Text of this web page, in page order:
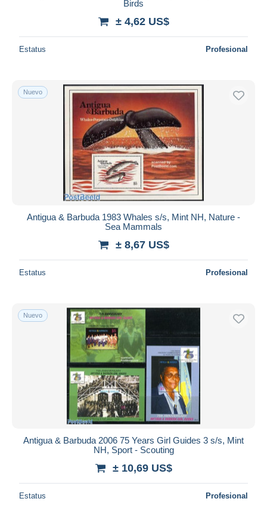
Birds
± 4,62 US$
Estatus Profesional
Nuevo
Antigua & Barbuda 1983 Whales s/s, Mint NH, Nature -
Sea Mammals
± 8,67 US$
Estatus Profesional
Nuevo
Antigua & Barbuda 2006 75 Years Girl Guides 3 s/s, Mint
NH, Sport - Scouting
± 10,69 US$
Estatus Profesional